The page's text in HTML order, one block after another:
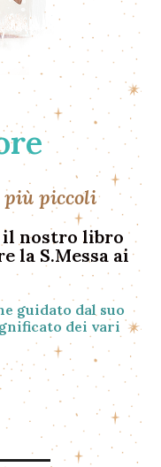
più piccoli
il nostro libro
la S.Messa ai
guidato dal suo
dei vari